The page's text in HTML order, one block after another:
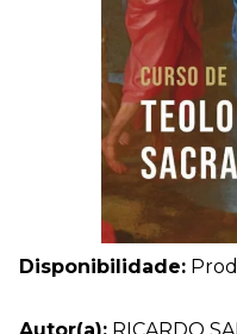
Disponibilidade:
Autor(a): RICARDO